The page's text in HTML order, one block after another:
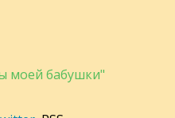
моей бабушки"